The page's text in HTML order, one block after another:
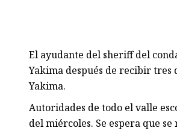
válvula
El ayudante del sheriff del
Yakima después de recibir tres
Yakima.
Autoridades de todo el valle
del miércoles. Se espera que